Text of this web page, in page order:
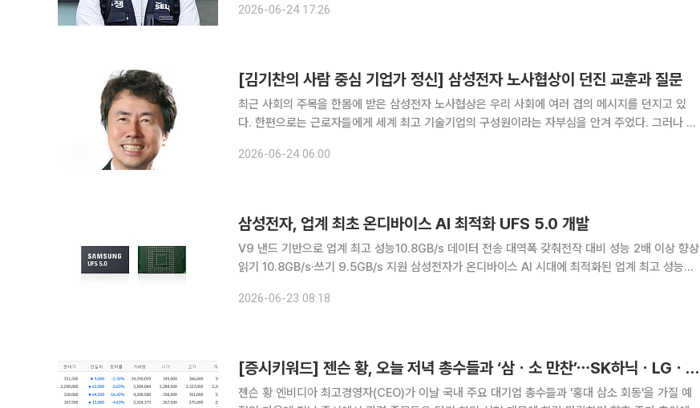
문 분리교섭 추진 등 새로운 교섭 전략에 대한 조합원들의 판단을 받겠
2026-06-24 17:26
[김기찬의 사람 중심 기업가 정신] 삼성전자 노사협상이 던진 교훈과 질문
최근 사회의 주목을 한몸에 받은 삼성전자 노사협상은 우리 사회에 여러 겹의 메시지를 던지고 있
다. 한편으로는 근로자들에게 세계 최고 기술기업의 구성원이라는 자부심을 안겨 주었다. 그러나 다
2026-06-24 06:00
삼성전자, 업계 최초 온디바이스 AI 최적화 UFS 5.0 개발
V9 낸드 기반으로 업계 최고 성능10.8GB/s 데이터 전송 대역폭 갖춰전작 대비 성능 2배 이상 향상
읽기 10.8GB/s·쓰기 9.5GB/s 지원 삼성전자가 온디바이스 AI 시대에 최적화된 업계 최고 성능의
끌어올린 제품으로, 올해 4분기부터 양산에 돌
2026-06-23 08:18
[증시키워드] 젠슨 황, 오늘 저녁 총수들과 ‘삼ㆍ소 만찬’⋯SK하닉ㆍLGㆍ두산에 쏠린 투심
젠슨 황 엔비디아 최고경영자(CEO)가 이날 국내 주요 대기업 총수들과 '홍대 삼소 회동'을 가질 예